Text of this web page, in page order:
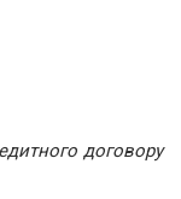
договору